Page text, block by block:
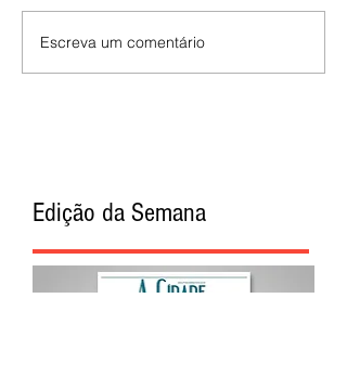
Escreva um comentário
Edição da Semana